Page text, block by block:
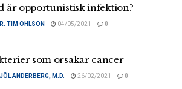
är opportunistisk infektion?
TIM OHLSON 04/05/2021 0
som orsakar cancer
ANDERBERG, M.D. 26/02/2021 0